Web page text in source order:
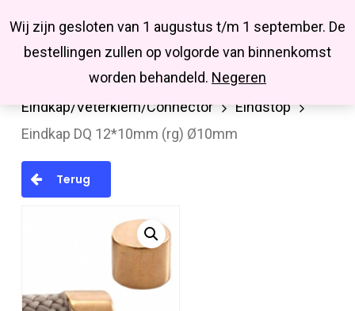
Wij zijn gesloten van 1 augustus t/m 1 september. De
bestellingen zullen op volgorde van binnenkomst
worden behandeld. Negeren
main
Missbluesieraden
searchaccount
Onderdelen
Eindkap/Veterklem/Connector
Eindstop
Eindkap DQ 12*10mm (rg) Ø10mm
Terug
Close